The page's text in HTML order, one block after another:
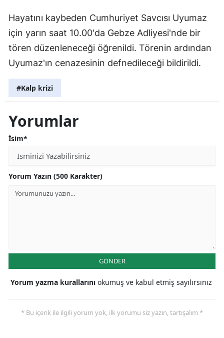
Hayatını kaybeden Cumhuriyet Savcısı Uyumaz
için yarın saat 10.00'da Gebze Adliyesi'nde bir
tören düzenleneceği öğrenildi. Törenin ardından
Uyumaz'ın cenazesinin defnedileceği bildirildi.
#Kalp krizi
Yorumlar
İsim*
Yorum Yazın (500 Karakter)
GÖNDER
Yorum yazma kurallarını okumuş ve kabul etmiş sayılırsınız
* Bu içerik ile ilgili yorum yok, ilk yorumu siz yazın, tartışalım *